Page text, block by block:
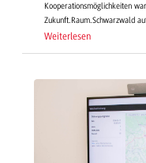
Kooperationsmöglichkeiten
Zukunft.Raum.Schwarzwald
Weiterlesen